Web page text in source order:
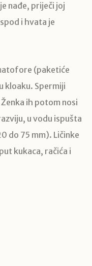
nađe, priječi joj
i hvata je
(paketiće
kloaku. Spermiji
ih potom nosi
u vodu ispušta
do 75 mm). Ličinke
kukaca, račića i